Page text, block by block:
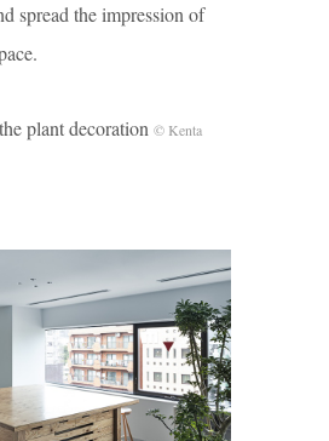
spread the impression of
plant decoration © Kenta